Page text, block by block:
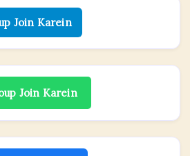
Join Karein
Join Karein